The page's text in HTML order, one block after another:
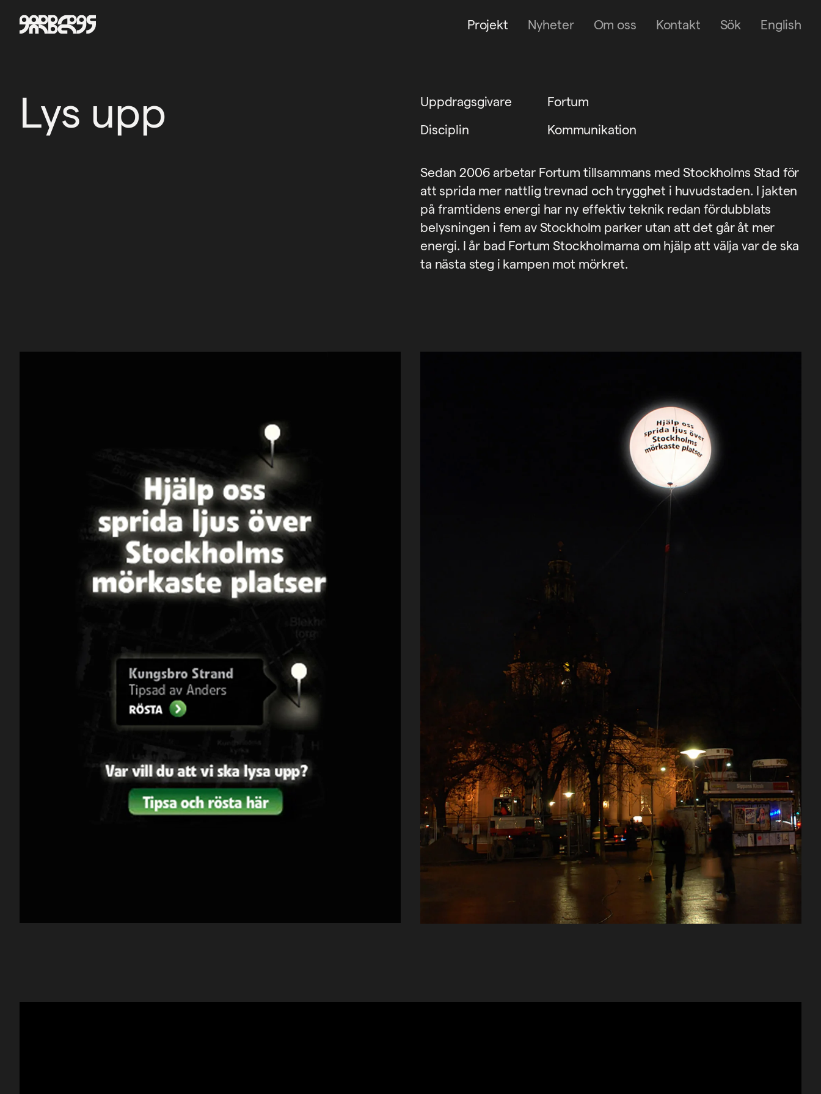
Projekt Nyheter Om oss Kontakt Sök English
Kontakt
Lys upp Uppdragsgivare
Fortum
Disciplin
Kommunikation
Sedan 2006 arbetar Fortum tillsammans med Stockholms Stad för
att sprida mer nattlig trevnad och trygghet i huvudstaden. I jakten
på framtidens energi har ny effektiv teknik redan fördubblats
belysningen i fem av Stockholm parker utan att det går åt mer
energi. I år bad Fortum Stockholmarna om hjälp att välja var de ska
ta nästa steg i kampen mot mörkret.